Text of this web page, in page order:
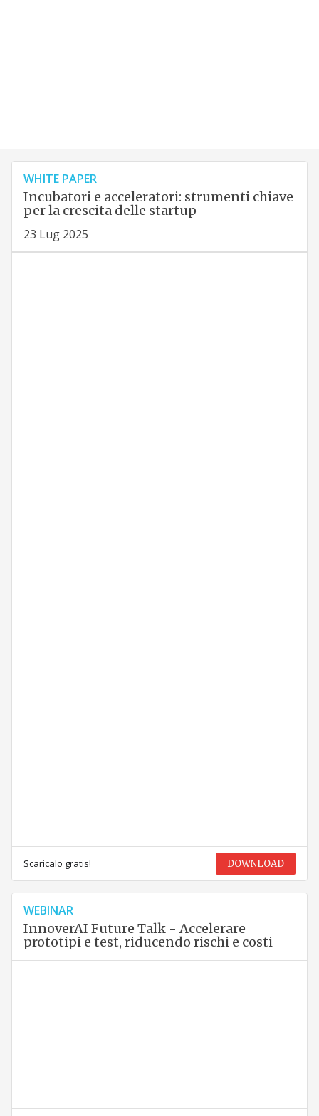
WHITE PAPER
Incubatori e acceleratori: strumenti chiave
per la crescita delle startup
23 Lug 2025
Scaricalo gratis! DOWNLOAD
WEBINAR
InnoverAI Future Talk - Accelerare
prototipi e test, riducendo rischi e costi